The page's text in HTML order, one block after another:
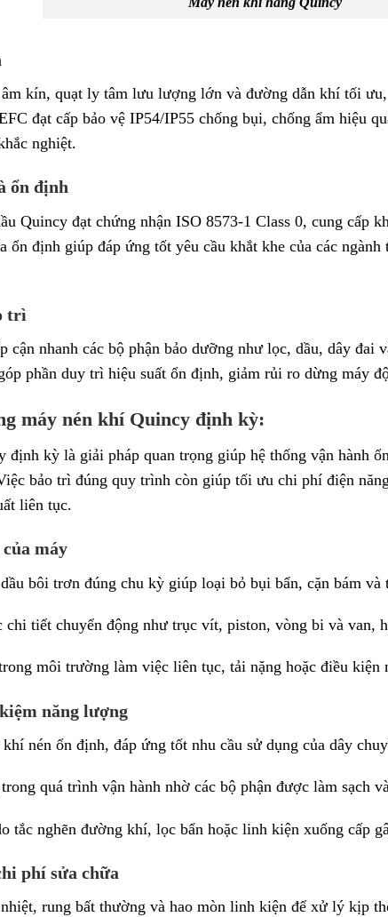
kín, quạt ly tâm lưu lượng lớn và đường dẫn khí tối
đạt cấp bảo vệ IP54/IP55 chống bụi, chống ẩm hiệu
nghiệt.
ổn định
Quincy đạt chứng nhận ISO 8573-1 Class 0, cung cấp
ổn định giúp đáp ứng tốt yêu cầu khắt khe của các
trì
cận nhanh các bộ phận bảo dưỡng như lọc, dầu, dây
phần duy trì hiệu suất ổn định, giảm rủi ro dừng máy
máy nén khí Quincy định kỳ:
định kỳ là giải pháp quan trọng giúp hệ thống vận hành
bảo trì đúng quy trình còn giúp tối ưu chi phí điện
liên tục.
máy
bôi trơn đúng chu kỳ giúp loại bỏ bụi bẩn, cặn bám và
chi tiết chuyển động như trục vít, piston, vòng bi và van,
môi trường làm việc liên tục, tải nặng hoặc điều kiện
năng lượng
nén ổn định, đáp ứng tốt nhu cầu sử dụng của dây
quá trình vận hành nhờ các bộ phận được làm sạch
tắc nghẽn đường khí, lọc bẩn hoặc linh kiện xuống cấp
phí sửa chữa
rung bất thường và hao mòn linh kiện để xử lý kịp